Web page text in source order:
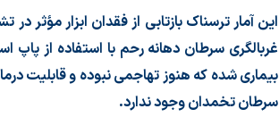
این آمار ترسناک بازتابی از فقدان ابزار
غربالگری سرطان دهانه رحم با استفاده از
بیماری شده که هنوز تهاجمی نبوده و قابلیت
سرطان تخمدان وجود ندارد.